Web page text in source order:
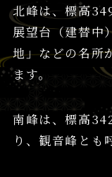
北峰は、標高
展望台（建替中
地」などの名所
ます。
南峰は、標高
り、観音峰とも